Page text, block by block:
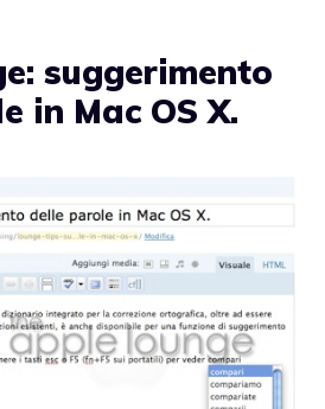
suggerimento
in Mac OS X.